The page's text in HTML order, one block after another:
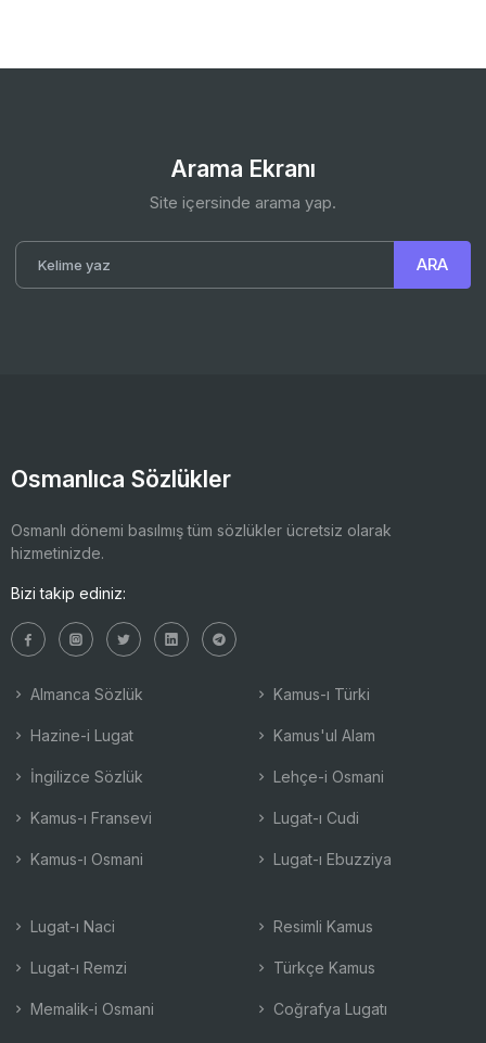
Arama Ekranı
Site içersinde arama yap.
Osmanlıca Sözlükler
Osmanlı dönemi basılmış tüm sözlükler ücretsiz olarak
hizmetinizde.
Bizi takip ediniz:
Almanca Sözlük
Hazine-i Lugat
İngilizce Sözlük
Kamus-ı Fransevi
Kamus-ı Osmani
Kamus-ı Türki
Kamus'ul Alam
Lehçe-i Osmani
Lugat-ı Cudi
Lugat-ı Ebuzziya
Lugat-ı Naci
Lugat-ı Remzi
Memalik-i Osmani
Resimli Kamus
Türkçe Kamus
Coğrafya Lugatı